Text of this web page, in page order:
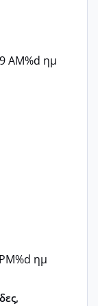
AM%d ημ
%d ημ